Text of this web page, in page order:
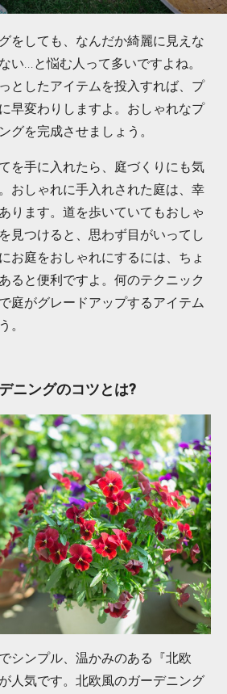
をしても、なんだか綺麗に見えな
い
...と悩む人って多いですよね。
としたアイテムを投入すれば、プ
早変わりしますよ。おしゃれなプ
グを完成させましょう。
を手に入れたら、庭づくりにも気
おしゃれに手入れされた庭は、幸
ります。道を歩いていてもおしゃ
見つけると、思わず目がいってし
お庭をおしゃれにするには、ちょ
ると便利ですよ。何のテクニック
庭がグレードアップするアイテム
。
ニングのコツとは?
シンプル、温かみのある『北欧
人気です。北欧風のガーデニング